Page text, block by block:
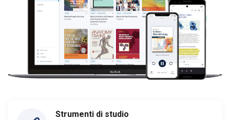
Strumenti di studio